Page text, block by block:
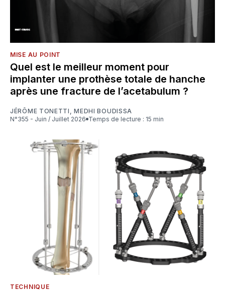
MISE AU POINT
Quel est le meilleur moment pour
implanter une prothèse totale de hanche
après une fracture de l’acetabulum ?
JÉRÔME TONETTI ,MEDHI BOUDISSA
N°355 - Juin / Juillet 2026
Temps de lecture : 15 min
TECHNIQUE